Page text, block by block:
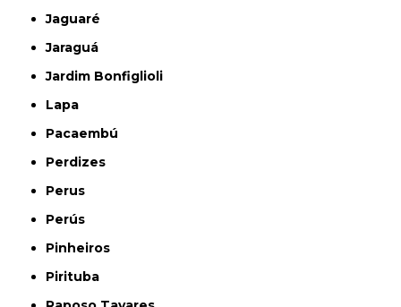
Jaguaré
Jaraguá
Jardim Bonfiglioli
Lapa
Pacaembú
Perdizes
Perus
Perús
Pinheiros
Pirituba